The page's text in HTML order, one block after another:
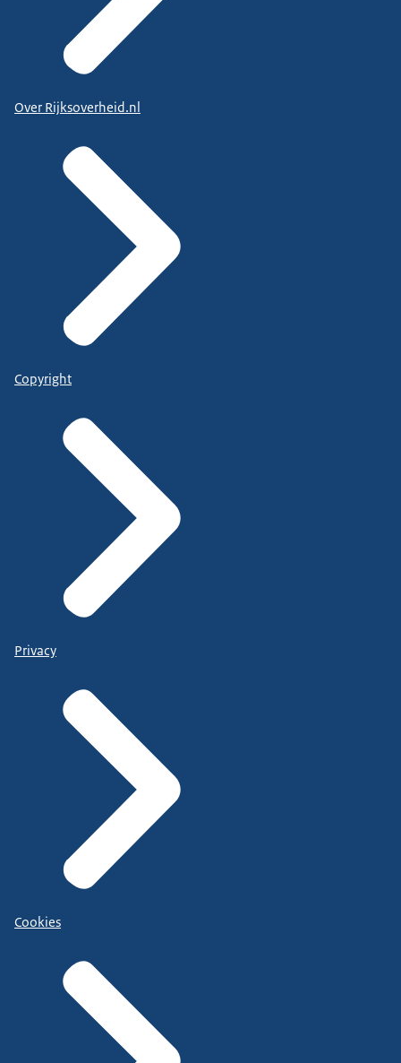
Over Rijksoverheid.nl
Copyright
Privacy
Cookies